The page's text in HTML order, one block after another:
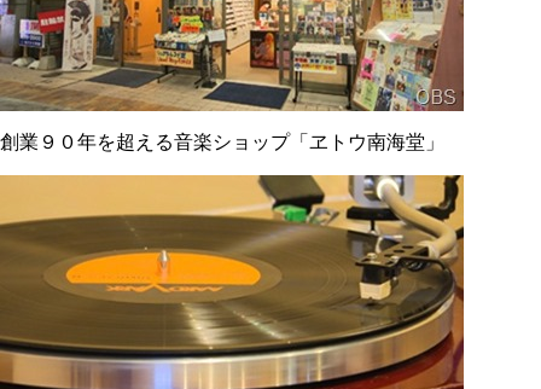
創業９０年を超える音楽ショップ「ヱトウ南海堂」